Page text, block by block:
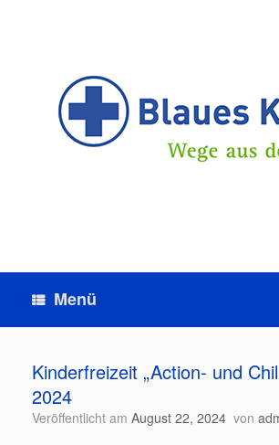
Menü
Kinderfreizeit „Action- und
2024
Veröffentlicht am August 22, 2024 von